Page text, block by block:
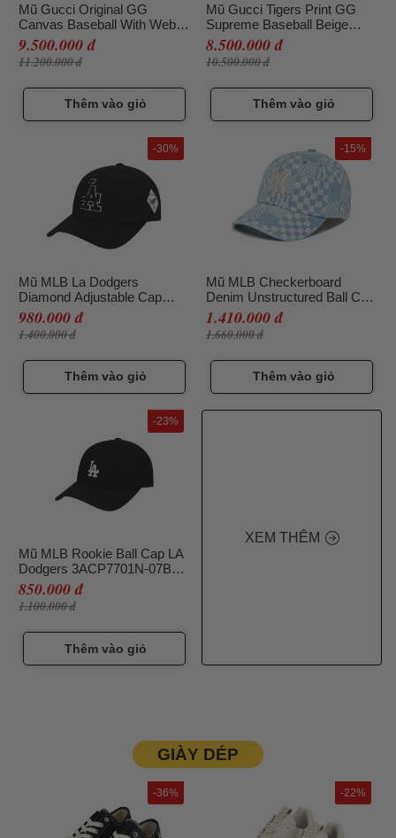
Mũ Gucci Original GG
Canvas Baseball With Web
Beige Size L
9.500.000 đ
11.200.000 đ
Thêm vào giỏ
Mũ Gucci Tigers Print GG
Supreme Baseball Beige
Size L (Song Hổ)
8.500.000 đ
10.500.000 đ
Thêm vào giỏ
Mũ MLB La Dodgers
Diamond Adjustable Cap
Màu Đen
980.000 đ
1.400.000 đ
-30%
Thêm vào giỏ
Mũ MLB Checkerboard
Denim Unstructured Ball Cap
New York Yankees
3ACP8602N-50BLL Màu
Xanh Blue
1.410.000 đ
1.660.000 đ
-15%
Thêm vào giỏ
Mũ MLB Rookie Ball Cap LA
Dodgers 3ACP7701N-07BKS
Màu Đen
850.000 đ
1.100.000 đ
-23%
Thêm vào giỏ
XEM THÊM
GIÀY DÉP
-36% -22%